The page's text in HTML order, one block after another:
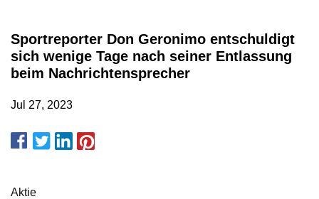
Sportreporter Don Geronimo entschuldigt
sich wenige Tage nach seiner Entlassung
beim Nachrichtensprecher
Jul 27, 2023
Aktie